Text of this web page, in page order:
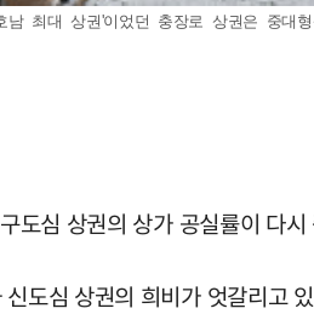
대 상권'이었던 충장로 상권은 중대
도심 상권의 상가 공실률이 다
도심 상권의 희비가 엇갈리고